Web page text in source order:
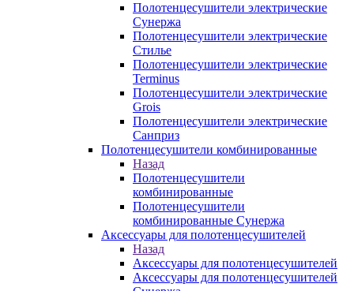
Полотенцесушители электрические
Сунержа
Полотенцесушители электрические
Стилье
Полотенцесушители электрические
Terminus
Полотенцесушители электрические
Grois
Полотенцесушители электрические
Санприз
Полотенцесушители комбинированные
Назад
Полотенцесушители
комбинированные
Полотенцесушители
комбинированные Сунержа
Аксессуары для полотенцесушителей
Назад
Аксессуары для полотенцесушителей
Аксессуары для полотенцесушителей